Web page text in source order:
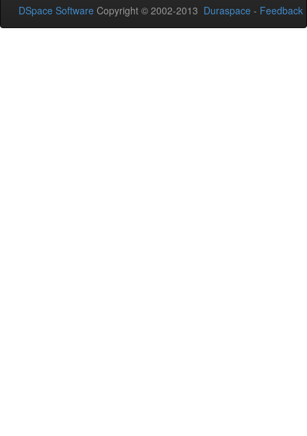
DSpace Software Copyright © 2002-2013 Duraspace - Feedback